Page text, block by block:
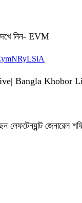
নিন- EVM
Bangla Khobor
লেফটেন্যান্ট জেনারেল